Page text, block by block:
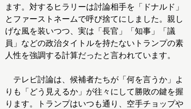
ます。対するヒラリーは討論相手を「ドナルド」
とファーストネームで呼び捨てにしました。親し
げな風を装いつつ、実は「長官」「知事」「議
員」などの政治タイトルを持たないトランプの素
人性を強調する計算だったと言われています。
テレビ討論は、候補者たちが「何を言うか」よ
りも「どう見えるか」が往々にして勝敗の鍵を握
ります。トランプはいつも通り、空手チョップや